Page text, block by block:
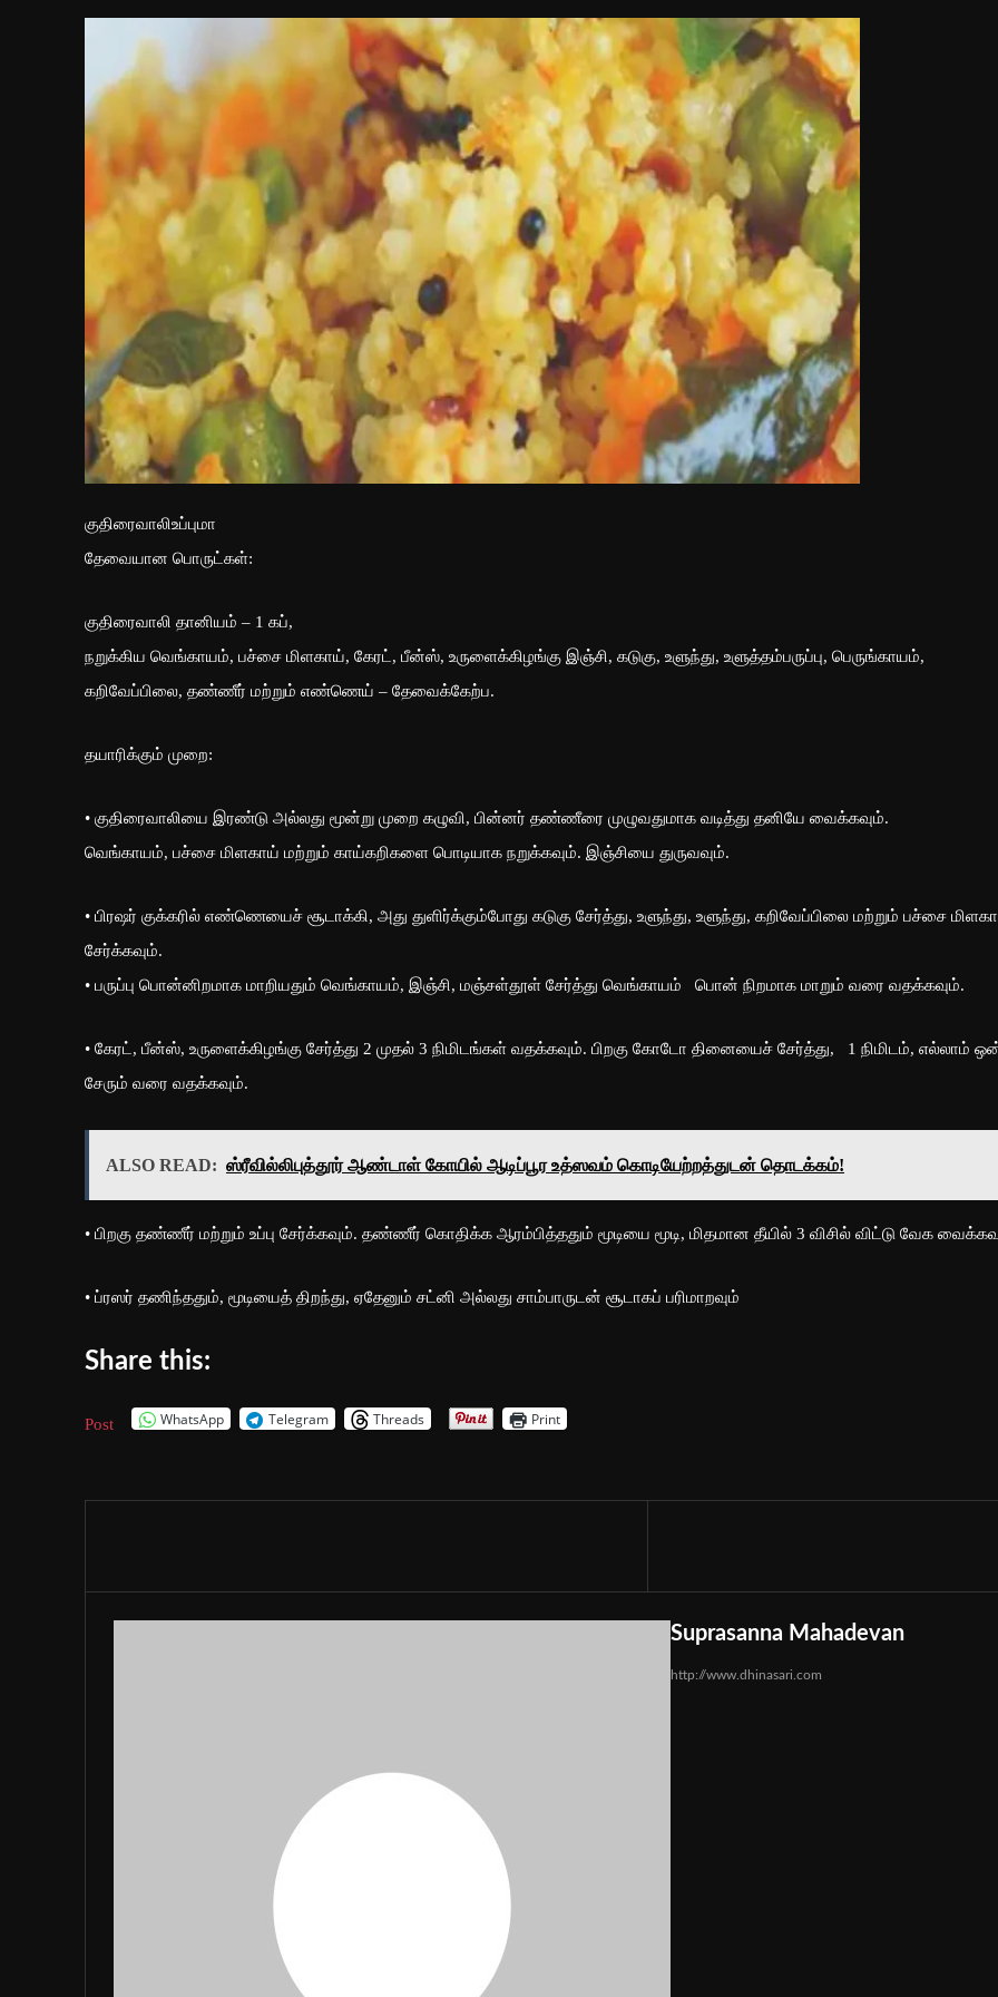
குதிரைவாலிஉப்புமா
தேவையான பொருட்கள்:
குதிரைவாலி தானியம் – 1 கப்,
நறுக்கிய வெங்காயம், பச்சை மிளகாய், கேரட், பீன்ஸ், உருளைக்கிழங்கு இஞ்சி, கடுகு, உளுந்து, உளுத்தம்பருப்பு, பெருங்காயம்,
கறிவேப்பிலை, தண்ணீர் மற்றும் எண்ணெய் – தேவைக்கேற்ப.
தயாரிக்கும் முறை:
• குதிரைவாலியை இரண்டு அல்லது மூன்று முறை கழுவி, பின்னர் தண்ணீரை முழுவதுமாக வடித்து தனியே வைக்கவும்.
வெங்காயம், பச்சை மிளகாய் மற்றும் காய்கறிகளை பொடியாக நறுக்கவும். இஞ்சியை துருவவும்.
• பிரஷர் குக்கரில் எண்ணெயைச் சூடாக்கி, அது துளிர்க்கும்போது கடுகு சேர்த்து, உளுந்து, உளுந்து, கறிவேப்பிலை மற்றும் பச்சை
சேர்க்கவும்.
• பருப்பு பொன்னிறமாக மாறியதும் வெங்காயம், இஞ்சி, மஞ்சள்தூள் சேர்த்து வெங்காயம் பொன் நிறமாக மாறும் வரை வதக்கவும்.
• கேரட், பீன்ஸ், உருளைக்கிழங்கு சேர்த்து 2 முதல் 3 நிமிடங்கள் வதக்கவும். பிறகு கோடோ தினையைச் சேர்த்து, 1 நிமிடம், எல்லாம்
சேரும் வரை வதக்கவும்.
ALSO READ: ஸ்ரீவில்லிபுத்தூர் ஆண்டாள் கோயில் ஆடிப்பூர உத்ஸவம் கொடியேற்றத்துடன் தொடக்கம்!
• பிறகு தண்ணீர் மற்றும் உப்பு சேர்க்கவும். தண்ணீர் கொதிக்க ஆரம்பித்ததும் மூடியை மூடி, மிதமான தீயில் 3 விசில் விட்டு வேக
• ப்ரஸர் தணிந்ததும், மூடியைத் திறந்து, ஏதேனும் சட்னி அல்லது சாம்பாருடன் சூடாகப் பரிமாறவும்
Share this:
Post WhatsApp Telegram Threads Print
Suprasanna Mahadevan
http://www.dhinasari.com